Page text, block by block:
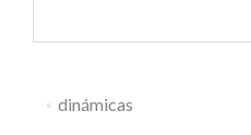
dinámicas